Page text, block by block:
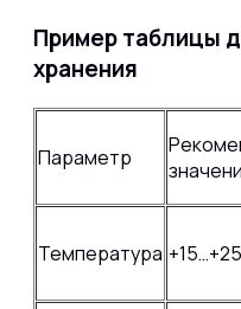
Пример таблицы
хранения
Параметр
Температура